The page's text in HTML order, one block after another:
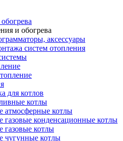
и обогрева
аксессуары
систем отопления
для котлов
котлы
атмосферные котлы
газовые конденсационные котлы
газовые котлы
чугунные котлы